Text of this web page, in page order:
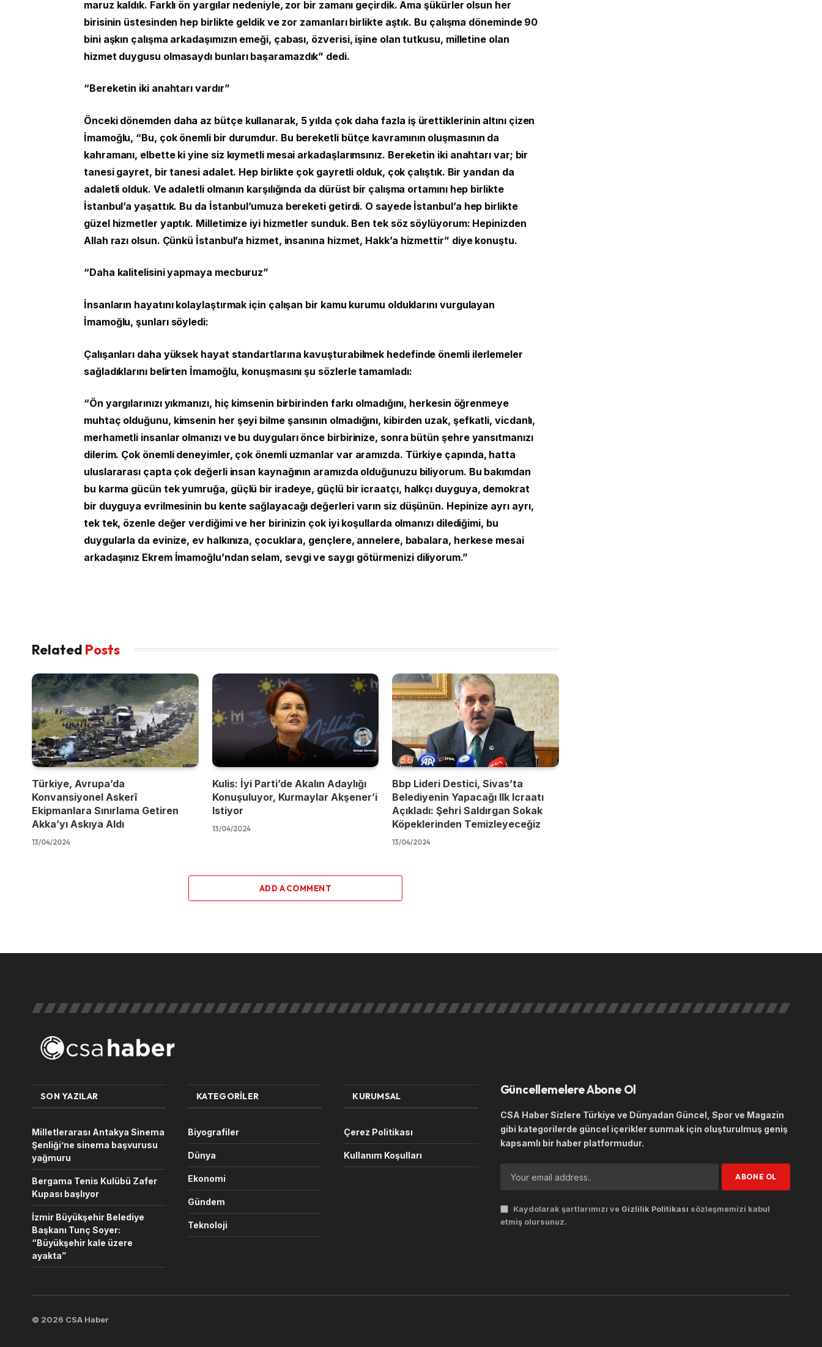
maruz kaldık. Farklı ön yargılar nedeniyle, zor bir zamanı geçirdik. Ama şükürler olsun her
birisinin üstesinden hep birlikte geldik ve zor zamanları birlikte aştık. Bu çalışma döneminde 90
bini aşkın çalışma arkadaşımızın emeği, çabası, özverisi, işine olan tutkusu, milletine olan
hizmet duygusu olmasaydı bunları başaramazdık” dedi.
“Bereketin iki anahtarı vardır”
Önceki dönemden daha az bütçe kullanarak, 5 yılda çok daha fazla iş ürettiklerinin altını çizen
İmamoğlu, “Bu, çok önemli bir durumdur. Bu bereketli bütçe kavramının oluşmasının da
kahramanı, elbette ki yine siz kıymetli mesai arkadaşlarımsınız. Bereketin iki anahtarı var; bir
tanesi gayret, bir tanesi adalet. Hep birlikte çok gayretli olduk, çok çalıştık. Bir yandan da
adaletli olduk. Ve adaletli olmanın karşılığında da dürüst bir çalışma ortamını hep birlikte
İstanbul’a yaşattık. Bu da İstanbul’umuza bereketi getirdi. O sayede İstanbul’a hep birlikte
güzel hizmetler yaptık. Milletimize iyi hizmetler sunduk. Ben tek söz söylüyorum: Hepinizden
Allah razı olsun. Çünkü İstanbul’a hizmet, insanına hizmet, Hakk’a hizmettir” diye konuştu.
“Daha kalitelisini yapmaya mecburuz”
İnsanların hayatını kolaylaştırmak için çalışan bir kamu kurumu olduklarını vurgulayan
İmamoğlu, şunları söyledi:
Çalışanları daha yüksek hayat standartlarına kavuşturabilmek hedefinde önemli ilerlemeler
sağladıklarını belirten İmamoğlu, konuşmasını şu sözlerle tamamladı:
“Ön yargılarınızı yıkmanızı, hiç kimsenin birbirinden farkı olmadığını, herkesin öğrenmeye
muhtaç olduğunu, kimsenin her şeyi bilme şansının olmadığını, kibirden uzak, şefkatli, vicdanlı,
merhametli insanlar olmanızı ve bu duyguları önce birbirinize, sonra bütün şehre yansıtmanızı
dilerim. Çok önemli deneyimler, çok önemli uzmanlar var aramızda. Türkiye çapında, hatta
uluslararası çapta çok değerli insan kaynağının aramızda olduğunuzu biliyorum. Bu bakımdan
bu karma gücün tek yumruğa, güçlü bir iradeye, güçlü bir icraatçı, halkçı duyguya, demokrat
bir duyguya evrilmesinin bu kente sağlayacağı değerleri varın siz düşünün. Hepinize ayrı ayrı,
tek tek, özenle değer verdiğimi ve her birinizin çok iyi koşullarda olmanızı dilediğimi, bu
duygularla da evinize, ev halkınıza, çocuklara, gençlere, annelere, babalara, herkese mesai
arkadaşınız Ekrem İmamoğlu’ndan selam, sevgi ve saygı götürmenizi diliyorum.”
Related Posts
Türkiye, Avrupa’da
Konvansiyonel Askerî
Ekipmanlara Sınırlama Getiren
Akka’yı Askıya Aldı
13/04/2024
Kulis: İyi Parti’de Akalın Adaylığı
Konuşuluyor, Kurmaylar Akşener’i
Istiyor
13/04/2024
Bbp Lideri Destici, Sivas’ta
Belediyenin Yapacağı Ilk Icraatı
Açıkladı: Şehri Saldırgan Sokak
Köpeklerinden Temizleyeceğiz
13/04/2024
ADD A COMMENT
SON YAZILAR
Milletlerarası Antakya Sinema
Şenliği’ne sinema başvurusu
yağmuru
Bergama Tenis Kulübü Zafer
Kupası başlıyor
İzmir Büyükşehir Belediye
Başkanı Tunç Soyer:
“Büyükşehir kale üzere
ayakta”
KATEGORILER
Biyografiler
Dünya
Ekonomi
Gündem
Teknoloji
KURUMSAL
Çerez Politikası
Kullanım Koşulları
Güncellemelere Abone Ol
CSA Haber Sizlere Türkiye ve Dünyadan Güncel, Spor ve Magazin
gibi kategorilerde güncel içerikler sunmak için oluşturulmuş geniş
kapsamlı bir haber platformudur.
Kaydolarak şartlarımızı ve Gizlilik Politikası sözleşmemizi kabul
etmiş olursunuz.
© 2026 CSA Haber